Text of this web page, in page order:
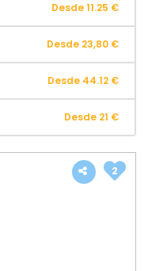
Desde 11.25 €
Desde 23,80 €
Desde 44.12 €
Desde 21 €
2